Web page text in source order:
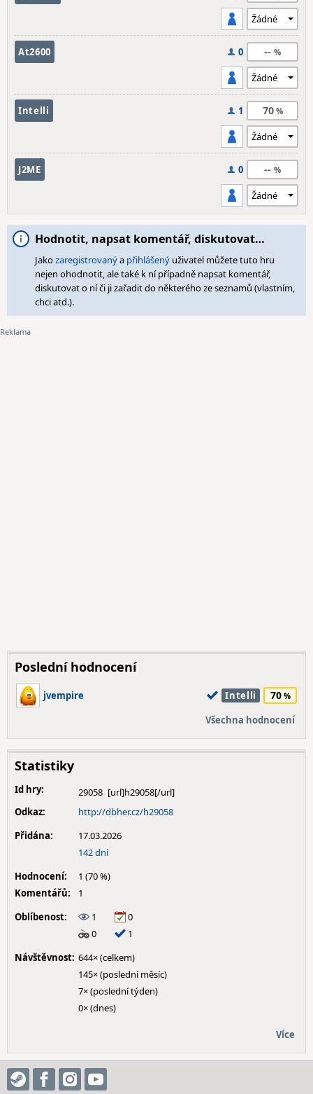
At2600 0 --
Intelli 1 70
J2ME 0 --
Hodnotit, napsat komentář, diskutovat…
Jakozaregistrovanýa přihlášený uživatel můžete tuto hru
nejen ohodnotit, ale také k ní případně napsat komentář,
diskutovat o ní či ji zařadit do některého ze seznamů (vlastním,
chci atd.).
Poslední hodnocení
jvempire Intelli 70
Všechna hodnocení
Statistiky
Id hry:
29058
Odkaz:
http://dbher.cz/h29058
Přidána:
17.03.2026
142 dní
Hodnocení:
1 (70 %)
Komentářů:
1
Oblíbenost:
1
0
0
1
Návštěvnost: 644× (celkem)
145× (poslední měsíc)
7× (poslední týden)
0× (dnes)
Více